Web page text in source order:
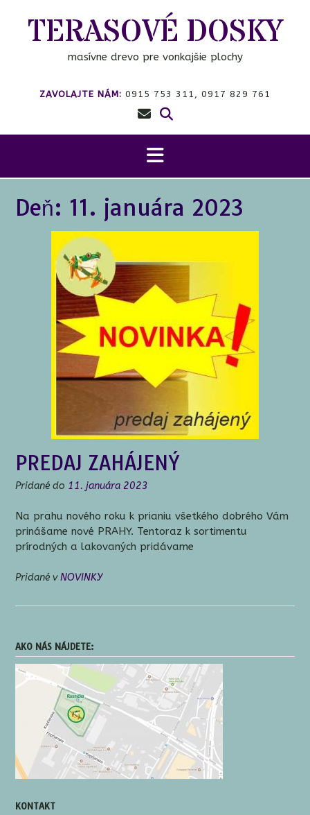
TERASOVÉ DOSKY
masívne drevo pre vonkajšie plochy
ZAVOLAJTE NÁM: 0915 753 311, 0917 829 761
Deň: 11. januára 2023
PREDAJ ZAHÁJENÝ
Pridané do 11. januára 2023
Na prahu nového roku k prianiu všetkého dobrého Vám
prinášame nové PRAHY. Tentoraz k sortimentu
prírodných a lakovaných pridávame
Pridané vNOVINKY
AKO NÁS NÁJDETE:
KONTAKT